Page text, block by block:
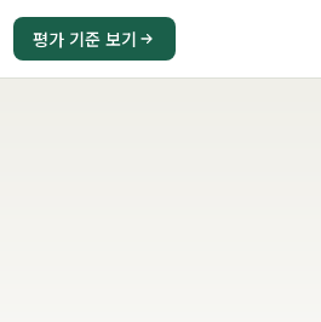
평가 기준 보기